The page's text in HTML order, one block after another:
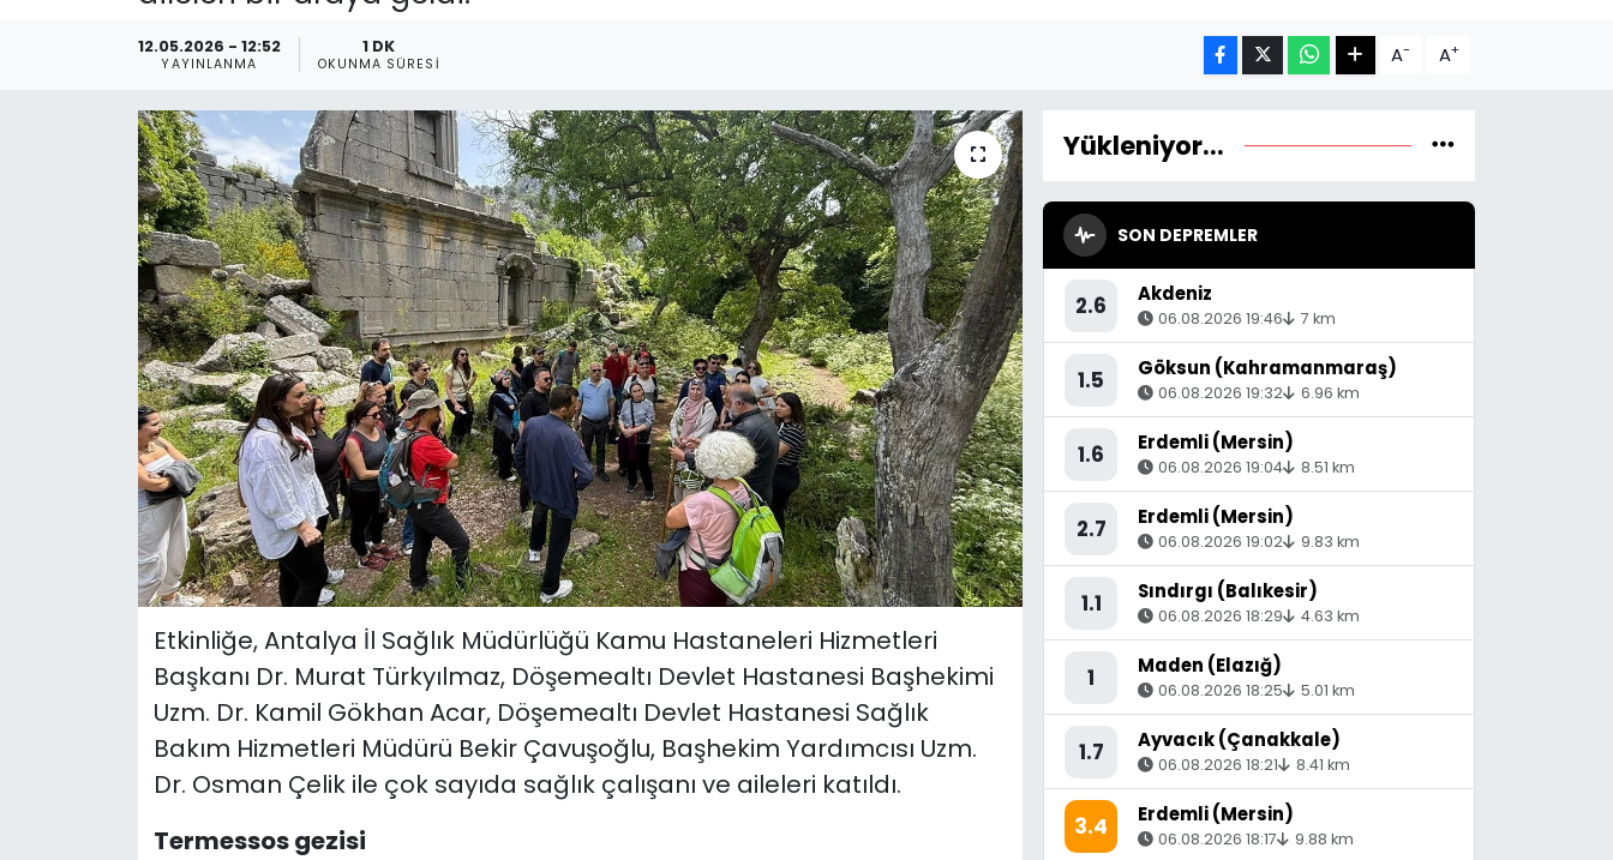
12.05.2026 - 12:52
YAYINLANMA
1 DK
OKUNMA SÜRESI A- A+
Etkinliğe, Antalya İl Sağlık Müdürlüğü Kamu Hastaneleri Hizmetleri
Başkanı Dr. Murat Türkyılmaz, Döşemealtı Devlet Hastanesi Başhekimi
Uzm. Dr. Kamil Gökhan Acar, Döşemealtı Devlet Hastanesi Sağlık
Bakım Hizmetleri Müdürü Bekir Çavuşoğlu, Başhekim Yardımcısı Uzm.
Dr. Osman Çelik ile çok sayıda sağlık çalışanı ve aileleri katıldı.
Termessos gezisi
Yükleniyor...
SON DEPREMLER
2.6 Akdeniz
06.08.2026 19:46 7 km
1.5 Göksun (Kahramanmaraş)
06.08.2026 19:32 6.96 km
1.6 Erdemli (Mersin)
06.08.2026 19:04 8.51 km
2.7 Erdemli (Mersin)
06.08.2026 19:02 9.83 km
1.1 Sındırgı (Balıkesir)
06.08.2026 18:29 4.63 km
1 Maden (Elazığ)
06.08.2026 18:25 5.01 km
1.7 Ayvacık (Çanakkale)
06.08.2026 18:21 8.41 km
3.4 Erdemli (Mersin)
06.08.2026 18:17 9.88 km
Teknoloji
Resmi İlanlar
Teknoloji
Yaşam
Gizlilik Sözleşmesi
İletişim